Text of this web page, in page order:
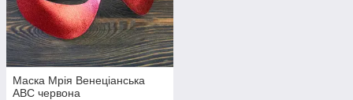
Маска Мрія Венеціанська
АВС червона